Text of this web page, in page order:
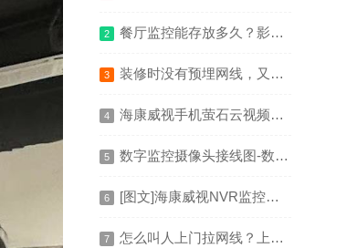
2 餐厅监控能存放多久？影响餐厅监控存储时间的因素有哪些？
3 装修时没有预埋网线，又不能走明线，以下3种方法可可以帮到你
4 海康威视手机萤石云视频无法连接查看监控的原因
5 数字监控摄像头接线图-数字监控的安装与接线图解
6 [图文]海康威视NVR监控系统安装配置教程
7 怎么叫人上门拉网线？上门装网线要多少钱